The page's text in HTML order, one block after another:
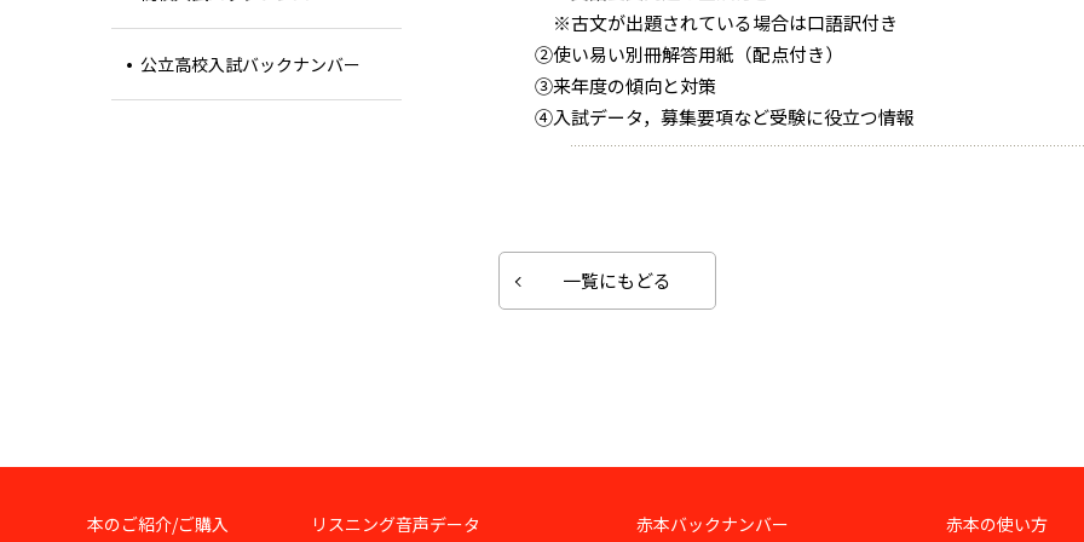
※古文が出題されている場合は口語訳付き
②使い易い別冊解答用紙（配点付き）
③来年度の傾向と対策
④入試データ，募集要項など受験に役立つ情報
一覧にもどる
公立高校入試バックナンバー
本のご紹介/ご購入 リスニング音声データ 赤本バックナンバー 赤本の使い方